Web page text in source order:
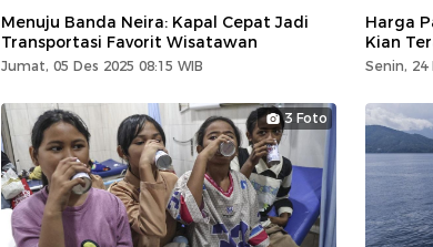
Menuju Banda Neira: Kapal Cepat Jadi
Transportasi Favorit Wisatawan
Jumat, 05 Des 2025 08:15 WIB
Harga
Kian
Senin, 24
3 Foto